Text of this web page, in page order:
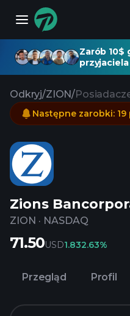
Zarób 10$
Odkryj/ZION/
Zions
ZION · NASDAQ
Następne zarobki:
71.50USD1.832.63%
Przegląd Profil